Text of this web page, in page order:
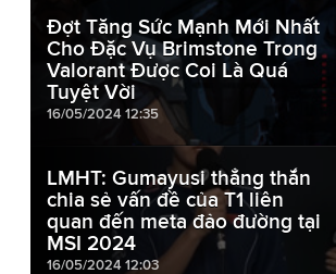
Đợt Tăng Sức Mạnh Mới Nhất
Cho Đặc Vụ Brimstone Trong
Valorant Được Coi Là Quá
Tuyệt Vời
16/05/2024 12:35
LMHT: Gumayusi thẳng thắn
chia sẻ vấn đề của T1 liên
quan đến meta đảo đường tại
MSI 2024
16/05/2024 12:03